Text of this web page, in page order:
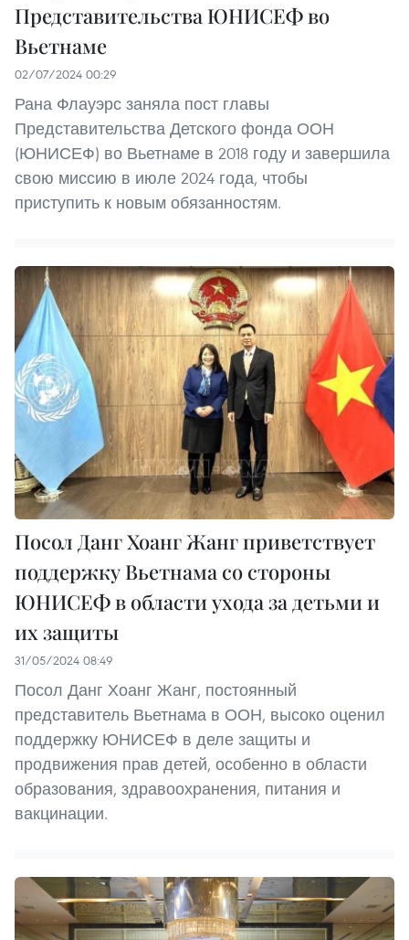
Представительства ЮНИСЕФ во
Вьетнаме
02/07/2024 00:29
Рана Флауэрс заняла пост главы
Представительства Детского фонда ООН
(ЮНИСЕФ) во Вьетнаме в 2018 году и завершила
свою миссию в июле 2024 года, чтобы
приступить к новым обязанностям.
Посол Данг Хоанг Жанг приветствует
поддержку Вьетнама со стороны
ЮНИСЕФ в области ухода за детьми и
их защиты
31/05/2024 08:49
Посол Данг Хоанг Жанг, постоянный
представитель Вьетнама в ООН, высоко оценил
поддержку ЮНИСЕФ в деле защиты и
продвижения прав детей, особенно в области
образования, здравоохранения, питания и
вакцинации.